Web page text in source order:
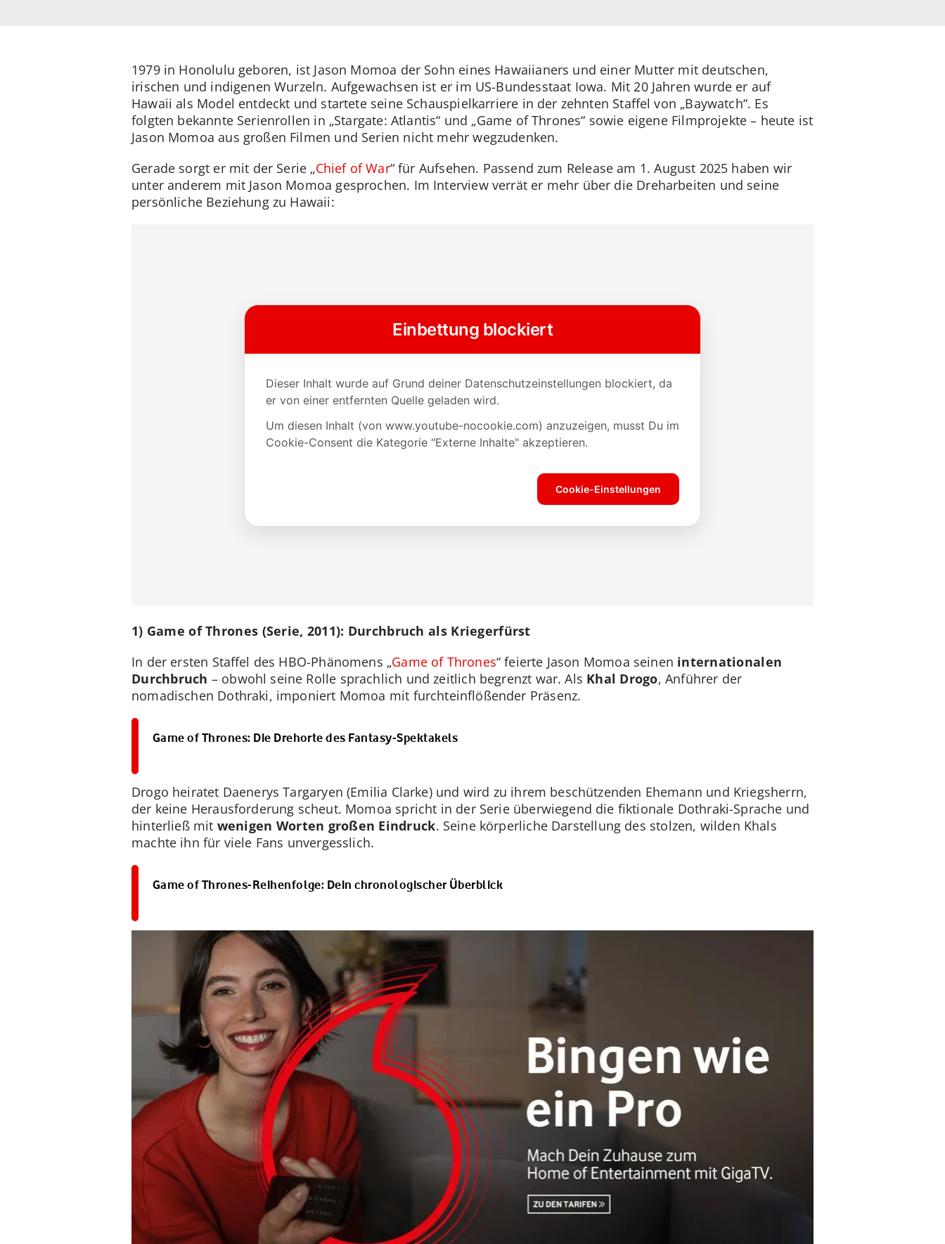
1979 in Honolulu geboren, ist Jason Momoa der Sohn eines Hawaiianers und einer Mutter mit deutschen,
irischen und indigenen Wurzeln. Aufgewachsen ist er im US-Bundesstaat Iowa. Mit 20 Jahren wurde er auf
Hawaii als Model entdeckt und startete seine Schauspielkarriere in der zehnten Staffel von „Baywatch“. Es
folgten bekannte Serienrollen in „Stargate: Atlantis“ und „Game of Thrones“ sowie eigene Filmprojekte – heute ist
Jason Momoa aus großen Filmen und Serien nicht mehr wegzudenken.
Gerade sorgt er mit der Serie „Chief of War“ für Aufsehen. Passend zum Release am 1. August 2025 haben wir
unter anderem mit Jason Momoa gesprochen. Im Interview verrät er mehr über die Dreharbeiten und seine
persönliche Beziehung zu Hawaii:
1) Game of Thrones (Serie, 2011): Durchbruch als Kriegerfürst
In der ersten Staffel des HBO-Phänomens „Game of Thrones“ feierte Jason Momoa seinen internationalen
Durchbruch – obwohl seine Rolle sprachlich und zeitlich begrenzt war. Als Khal Drogo, Anführer der
nomadischen Dothraki, imponiert Momoa mit furchteinflößender Präsenz.
Game of Thrones: Die Drehorte des Fantasy-Spektakels
Drogo heiratet Daenerys Targaryen (Emilia Clarke) und wird zu ihrem beschützenden Ehemann und Kriegsherrn,
der keine Herausforderung scheut. Momoa spricht in der Serie überwiegend die fiktionale Dothraki-Sprache und
hinterließ mit wenigen Worten großen Eindruck. Seine körperliche Darstellung des stolzen, wilden Khals
machte ihn für viele Fans unvergesslich.
Game of Thrones-Reihenfolge: Dein chronologischer Überblick